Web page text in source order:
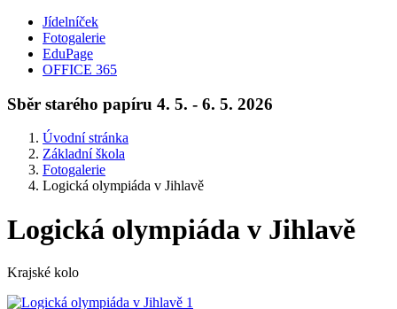
Jídelníček
Fotogalerie
EduPage
OFFICE 365
Sběr starého papíru 4. 5. - 6. 5. 2026
Úvodní stránka
Základní škola
Fotogalerie
Logická olympiáda v Jihlavě
Logická olympiáda v Jihlavě
Krajské kolo